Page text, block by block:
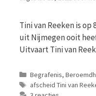
Tini van Reeken is
uit Nijmegen ooit
Uitvaart Tini van
Categorieën
Begrafenis,
Tags
afscheid Tini van